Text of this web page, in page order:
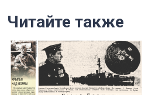
Читайте также